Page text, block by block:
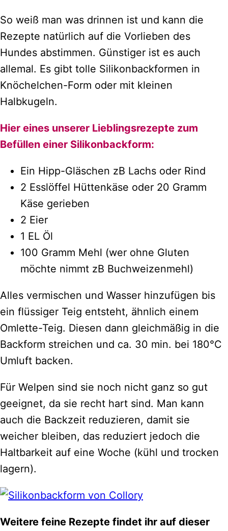
So weiß man was drinnen ist und kann die
Rezepte natürlich auf die Vorlieben des
Hundes abstimmen. Günstiger ist es auch
allemal. Es gibt tolle Silikonbackformen in
Knöchelchen-Form oder mit kleinen
Halbkugeln.
Hier eines unserer Lieblingsrezepte zum
Befüllen einer Silikonbackform:
Ein Hipp-Gläschen zB Lachs oder Rind
2 Esslöffel Hüttenkäse oder 20 Gramm
Käse gerieben
2 Eier
1 EL Öl
100 Gramm Mehl (wer ohne Gluten
möchte nimmt zB Buchweizenmehl)
Alles vermischen und Wasser hinzufügen bis
ein flüssiger Teig entsteht, ähnlich einem
Omlette-Teig. Diesen dann gleichmäßig in die
Backform streichen und ca. 30 min. bei 180°C
Umluft backen.
Für Welpen sind sie noch nicht ganz so gut
geeignet, da sie recht hart sind. Man kann
auch die Backzeit reduzieren, damit sie
weicher bleiben, das reduziert jedoch die
Haltbarkeit auf eine Woche (kühl und trocken
lagern).
Weitere feine Rezepte findet ihr auf dieser